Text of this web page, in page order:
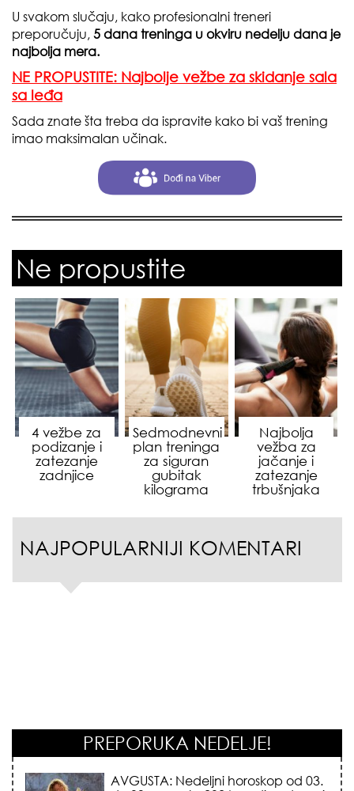
U svakom slučaju, kako profesionalni treneri
preporučuju, 5 dana treninga u okviru nedelju dana je
najbolja mera.
NE PROPUSTITE: Najbolje vežbe za skidanje sala
sa leđa
Sada znate šta treba da ispravite kako bi vaš trening
imao maksimalan učinak.
Ne propustite
4 vežbe za
podizanje i
zatezanje
zadnjice
Sedmodnevni
plan treninga
za siguran
gubitak
kilograma
Najbolja
vežba za
jačanje i
zatezanje
trbušnjaka
NAJPOPULARNIJI KOMENTARI
PREPORUKA NEDELJE!